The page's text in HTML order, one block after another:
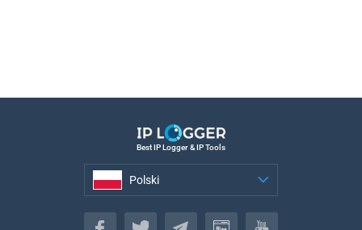
Best IP Logger & IP Tools
Polski
Polski